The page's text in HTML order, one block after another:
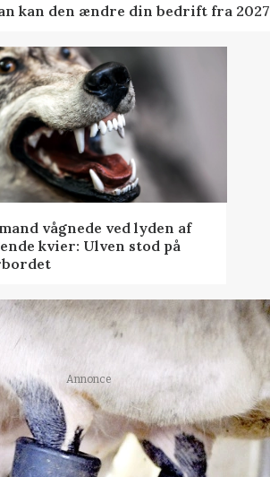
kan den ændre din bedrift fra 2027
vågnede ved lyden af
kvier: Ulven stod på
Annonce